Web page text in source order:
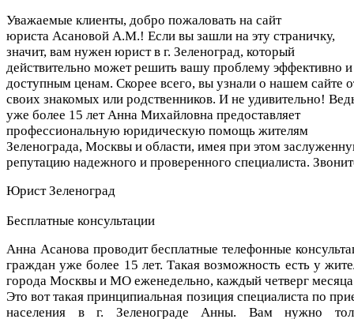
Уважаемые клиенты, добро пожаловать на сайт
юриста Асановой А.М.! Если вы зашли на эту страничку,
значит, вам нужен юриств г. Зеленоград, который
действительно может решить вашу проблему эффективно
доступным ценам. Скорее всего, вы узнали о нашем сайте
своих знакомых или родственников. И не удивительно!
уже более 15 лет Анна Михайловна предоставляет
профессиональную юридическую помощь жителям
Зеленограда, Москвы и области, имея при этом
репутацию надежного и проверенного специалиста.
Юрист Зеленоград
Бесплатные консультации
Анна Асанова проводит бесплатные телефонные
граждан уже более 15 лет. Такая возможность есть у
города Москвы и МО еженедельно, каждый четверг
Это вот такая принципиальная позиция специалиста по
населения в г. Зеленограде Анны. Вам нужно